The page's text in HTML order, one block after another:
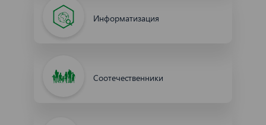
Информатизация
Соотечественники